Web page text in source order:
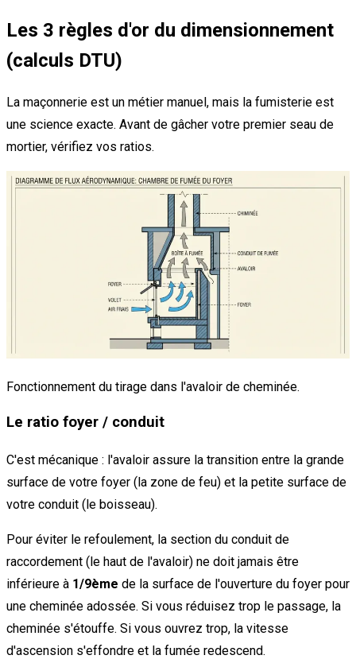
Les 3 règles d'or du dimensionnement
(calculs DTU)
La maçonnerie est un métier manuel, mais la fumisterie est
une science exacte. Avant de gâcher votre premier seau de
mortier, vérifiez vos ratios.
Fonctionnement du tirage dans l'avaloir de cheminée.
Le ratio foyer / conduit
C'est mécanique : l'avaloir assure la transition entre la grande
surface de votre foyer (la zone de feu) et la petite surface de
votre conduit (le boisseau).
Pour éviter le refoulement, la section du conduit de
raccordement (le haut de l'avaloir) ne doit jamais être
inférieure à 1/9ème de la surface de l'ouverture du foyer pour
une cheminée adossée. Si vous réduisez trop le passage, la
cheminée s'étouffe. Si vous ouvrez trop, la vitesse
d'ascension s'effondre et la fumée redescend.